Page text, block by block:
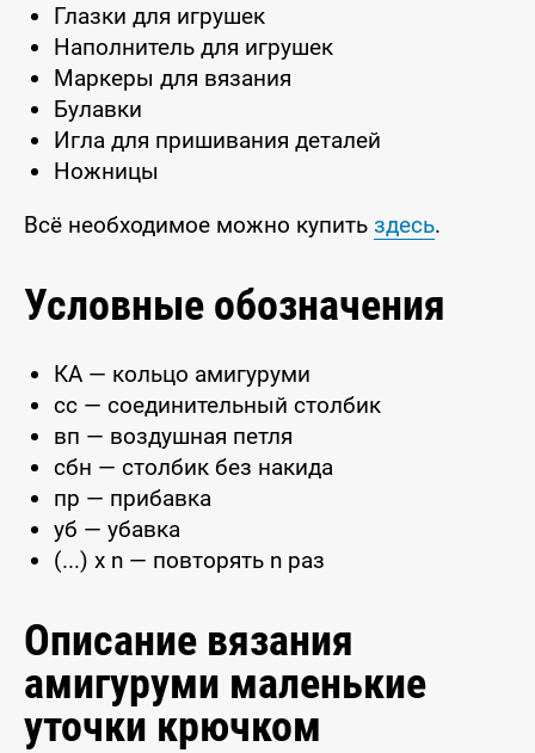
Глазки для игрушек
Наполнитель для игрушек
Маркеры для вязания
Булавки
Игла для пришивания деталей
Ножницы
Всё необходимое можно купить здесь.
Условные обозначения
КА — кольцо амигуруми
сс — соединительный столбик
вп — воздушная петля
сбн — столбик без накида
пр — прибавка
уб — убавка
(...) x n — повторять n раз
Описание вязания
амигуруми маленькие
уточки крючком